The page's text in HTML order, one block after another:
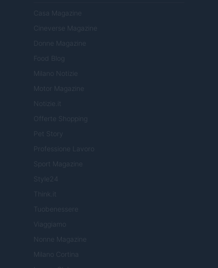
Casa Magazine
Cineverse Magazine
Donne Magazine
Food Blog
Milano Notizie
Motor Magazine
Notizie.it
Offerte Shopping
Pet Story
Professione Lavoro
Sport Magazine
Style24
Think.it
Tuobenessere
Viaggiamo
Nonne Magazine
Milano Cortina